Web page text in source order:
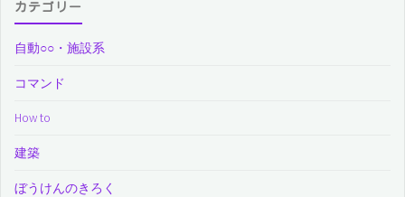
カテゴリー
自動○○・施設系
コマンド
How to
建築
ぼうけんのきろく